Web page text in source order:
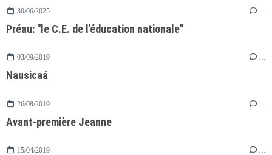
30/06/2025
Préau: "le C.E. de l'éducation nationale"
03/09/2019 …
Nausicaá
26/08/2019
Avant-première Jeanne
15/04/2019 …